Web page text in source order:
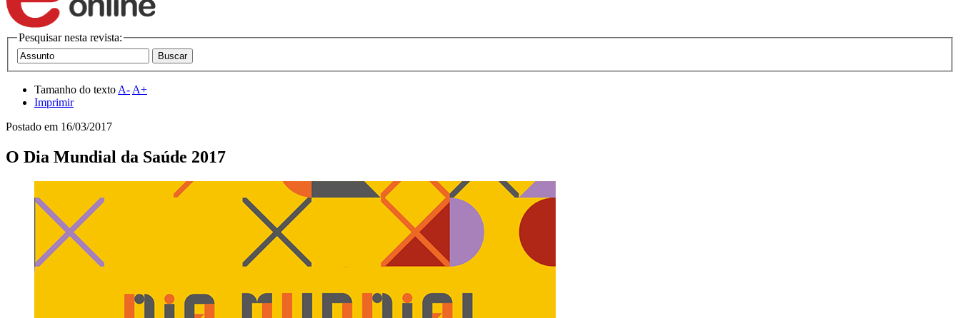
Pesquisar nesta revista:
Tamanho do texto A- A+
Imprimir
Postado em 16/03/2017
O Dia Mundial da Saúde 2017